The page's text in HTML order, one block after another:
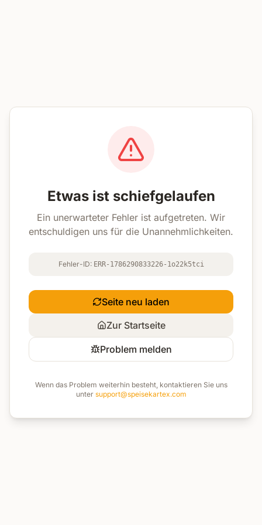
Etwas ist schiefgelaufen
Ein unerwarteter Fehler ist aufgetreten. Wir
entschuldigen uns für die Unannehmlichkeiten.
Fehler-ID: ERR-1786290833226-1o22k5tci
Seite neu laden
Zur Startseite
Problem melden
Wenn das Problem weiterhin besteht, kontaktieren Sie uns
unter support@speisekartex.com